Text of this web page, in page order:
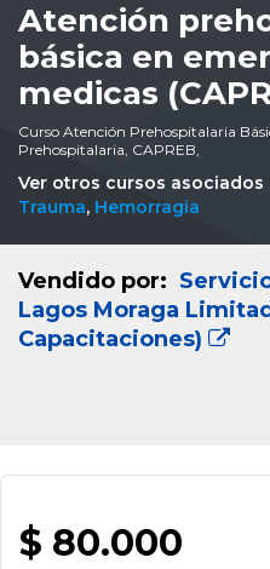
Atención
básica en
medicas
Curso Atención Prehospitalaria
Prehospitalaria, CAPREB,
Ver otros cursos asociados
Trauma, Hemorragia
Vendido por:
Lagos Moraga
Capacitaciones)
$ 80.000